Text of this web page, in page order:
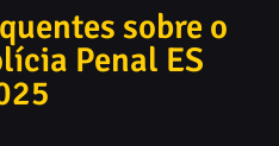
sobre o
Penal ES